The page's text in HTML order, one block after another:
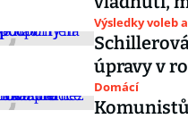
Výsledky voleb
úpravy v
Domácí